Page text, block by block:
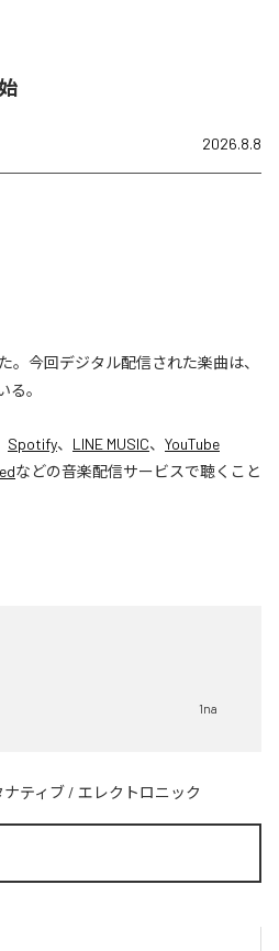
2026.8.8
。今回デジタル配信された楽曲は、
る。
Spotify、 LINE MUSIC、 YouTube
などの音楽配信サービスで聴くこと
1na
ナティブ / エレクトロニック